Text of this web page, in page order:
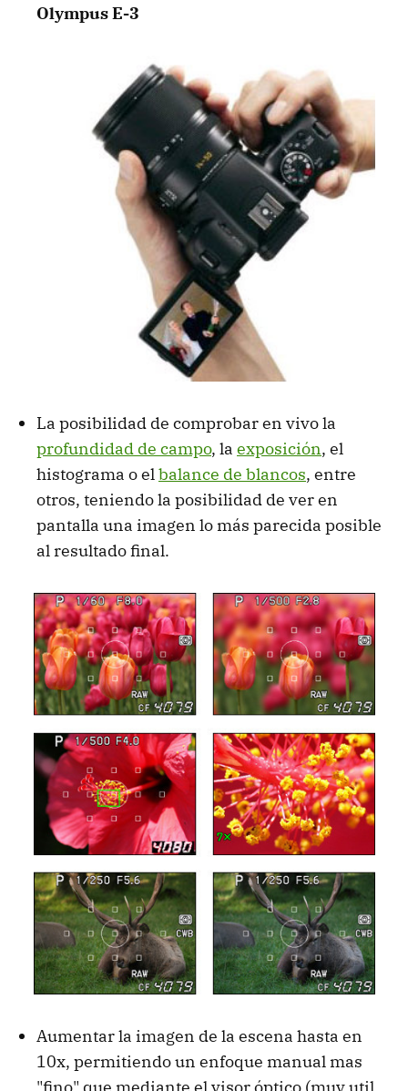
Olympus E-3
La posibilidad de comprobar en vivo la
profundidad de campo, la exposición, el
histograma o elbalance de blancos, entre
otros, teniendo la posibilidad de ver en
pantalla una imagen lo más parecida posible
al resultado final.
Aumentar la imagen de la escena hasta en
10x, permitiendo un enfoque manual mas
"fino" que mediante el visor óptico (muy util